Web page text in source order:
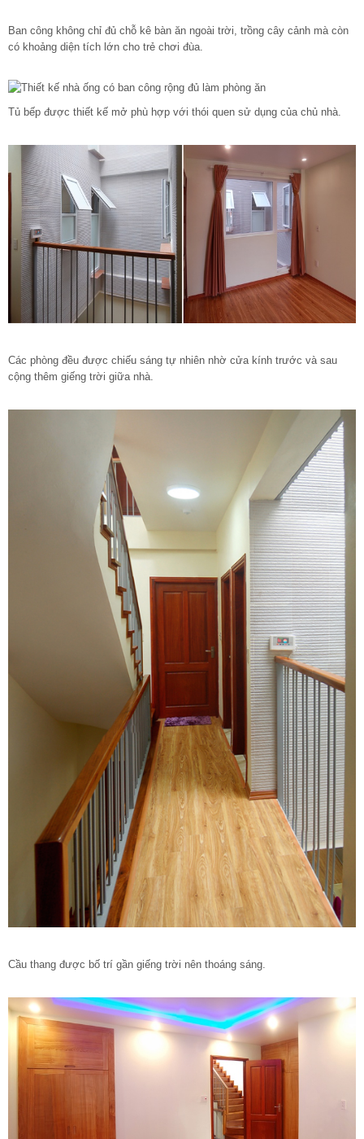
Ban công không chỉ đủ chỗ kê bàn ăn ngoài trời, trồng cây cảnh mà còn
có khoảng diện tích lớn cho trẻ chơi đùa.
Tủ bếp được thiết kế mở phù hợp với thói quen sử dụng của chủ nhà.
Các phòng đều được chiếu sáng tự nhiên nhờ cửa kính trước và sau
cộng thêm giếng trời giữa nhà.
Cầu thang được bố trí gần giếng trời nên thoáng sáng.